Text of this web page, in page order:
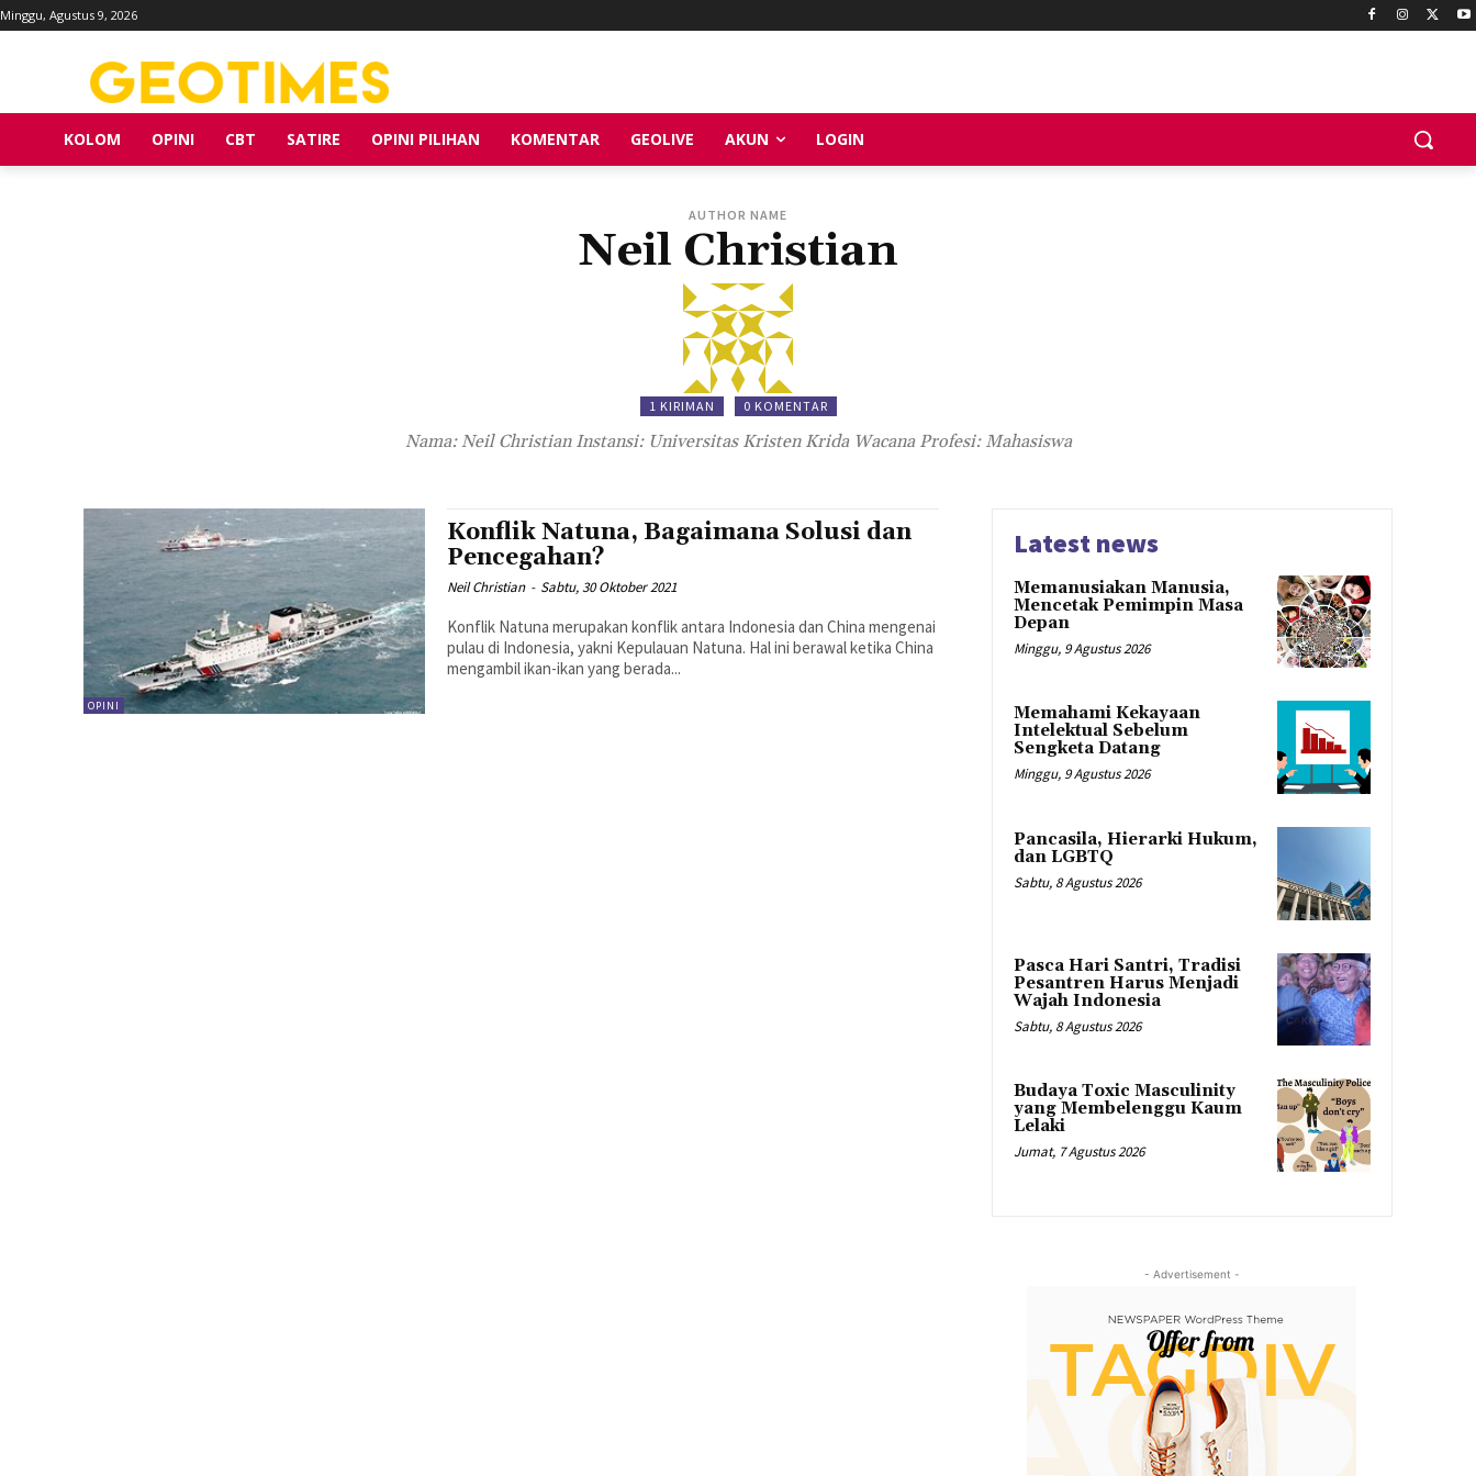
Minggu, Agustus 9, 2026
KOLOM OPINI CBT SATIRE OPINI PILIHAN KOMENTAR GEOLIVE AKUN LOGIN
AUTHOR NAME
Neil Christian
1 KIRIMAN 0 KOMENTAR
Nama: Neil Christian Instansi: Universitas Kristen Krida Wacana Profesi: Mahasiswa
OPINI
Konflik Natuna, Bagaimana Solusi dan
Pencegahan?
Neil Christian - Sabtu, 30 Oktober 2021
Konflik Natuna merupakan konflik antara Indonesia dan China mengenai
pulau di Indonesia, yakni Kepulauan Natuna. Hal ini berawal ketika China
mengambil ikan-ikan yang berada...
Latest news
Memanusiakan Manusia,
Mencetak Pemimpin Masa
Depan
Minggu, 9 Agustus 2026
Memahami Kekayaan
Intelektual Sebelum
Sengketa Datang
Minggu, 9 Agustus 2026
Pancasila, Hierarki Hukum,
dan LGBTQ
Sabtu, 8 Agustus 2026
Pasca Hari Santri, Tradisi
Pesantren Harus Menjadi
Wajah Indonesia
Sabtu, 8 Agustus 2026
Budaya Toxic Masculinity
yang Membelenggu Kaum
Lelaki
Jumat, 7 Agustus 2026
- Advertisement -